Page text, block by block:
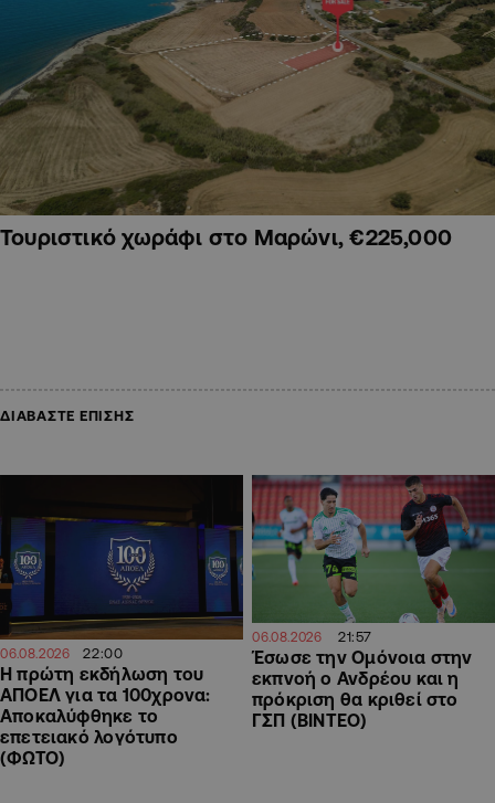
Τουριστικό χωράφι στο Μαρώνι, €225,000
ΔΙΑΒΑΣΤΕ ΕΠΙΣΗΣ
06.08.2026 22:00
Η πρώτη εκδήλωση του
ΑΠΟΕΛ για τα 100χρονα:
Αποκαλύφθηκε το
επετειακό λογότυπο
(ΦΩΤΟ)
06.08.2026 21:57
Έσωσε την Ομόνοια στην
εκπνοή ο Ανδρέου και η
πρόκριση θα κριθεί στο
ΓΣΠ (ΒΙΝΤΕΟ)